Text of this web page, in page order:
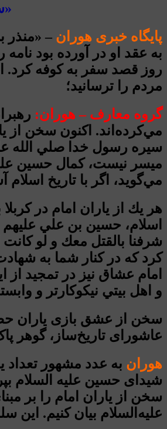
پایگاه خبری هوران – «منذر
به عقد او در آورده بود
روز قصد سفر به كوفه كرد.
مردم را ترسانيد؛
گروه معارف – هوران:
مي‌كرده‌اند. اكنون سخن
سيره رسول خدا صلي الله
ميسر نيست، كمال حسين
مي‌گويد، اگر با تاريخ
هر يك از ياران امام در
اسلام، حسين بن علي
شرفنا بالقتل معك و لو كانت
كرد كه در كنار شما به
امام عشاق نیز در تمجید
و اهل بيتي نيكوكارتر و
سخن از عشق بازی یاران
عاشورای تاریخ‌ساز، گوهر
هوران
شیدای حسین علیه السلام
سخن از ياران امام را بر
عليه‌السلام بيان كنيم.